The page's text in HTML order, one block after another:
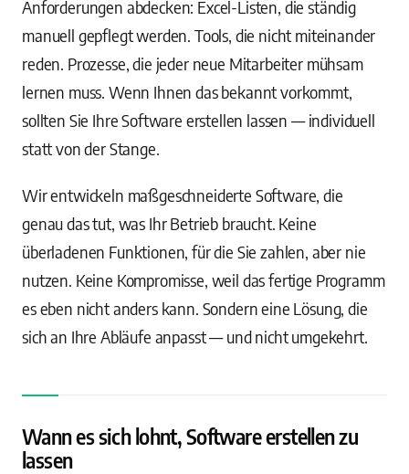
Anforderungen abdecken: Excel-Listen, die ständig
manuell gepflegt werden. Tools, die nicht miteinander
reden. Prozesse, die jeder neue Mitarbeiter mühsam
lernen muss. Wenn Ihnen das bekannt vorkommt,
sollten Sie Ihre Software erstellen lassen — individuell
statt von der Stange.
Wir entwickeln maßgeschneiderte Software, die
genau das tut, was Ihr Betrieb braucht. Keine
überladenen Funktionen, für die Sie zahlen, aber nie
nutzen. Keine Kompromisse, weil das fertige Programm
es eben nicht anders kann. Sondern eine Lösung, die
sich an Ihre Abläufe anpasst — und nicht umgekehrt.
Wann es sich lohnt, Software erstellen zu
lassen